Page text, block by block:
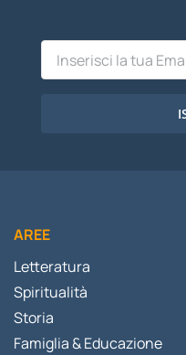
AREE
Letteratura
Spiritualità
Storia
Famiglia & Educazione